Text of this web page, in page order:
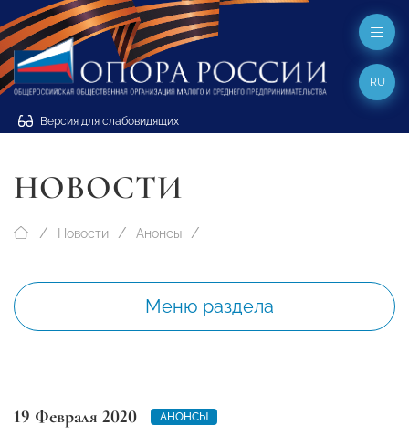
Версия для слабовидящих
RU
НОВОСТИ
Новости Анонсы
Меню раздела
19 Февраля 2020 АНОНСЫ